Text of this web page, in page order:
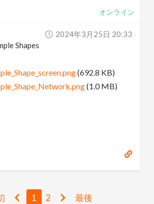
オンライン
2024年3月25日 20:33
Shapes
(692.8 KB)
(1.0 MB)
1 2 最後